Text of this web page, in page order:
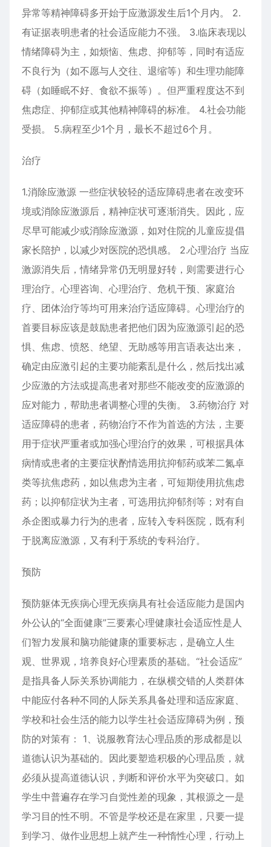
异常等精神障碍多开始于应激源发生后1个月内。 2.
有证据表明患者的社会适应能力不强。 3.临床表现以
情绪障碍为主，如烦恼、焦虑、抑郁等，同时有适应
不良行为（如不愿与人交往、退缩等）和生理功能障
碍（如睡眠不好、食欲不振等）。但严重程度达不到
焦虑症、抑郁症或其他精神障碍的标准。 4.社会功能
受损。 5.病程至少1个月，最长不超过6个月。
治疗
1.消除应激源 一些症状较轻的适应障碍患者在改变环
境或消除应激源后，精神症状可逐渐消失。因此，应
尽早可能减少或消除应激源，如对住院的儿童应提倡
家长陪护，以减少对医院的恐惧感。 2.心理治疗 当应
激源消失后，情绪异常仍无明显好转，则需要进行心
理治疗。心理咨询、心理治疗、危机干预、家庭治
疗、团体治疗等均可用来治疗适应障碍。心理治疗的
首要目标应该是鼓励患者把他们因为应激源引起的恐
惧、焦虑、愤怒、绝望、无助感等用言语表达出来，
确定由应激引起的主要功能紊乱是什么，然后找出减
少应激的方法或提高患者对那些不能改变的应激源的
应对能力，帮助患者调整心理的失衡。 3.药物治疗 对
适应障碍的患者，药物治疗不作为首选的方法，主要
用于症状严重者或加强心理治疗的效果，可根据具体
病情或患者的主要症状酌情选用抗抑郁药或苯二氮卓
类等抗焦虑药，如以焦虑为主者，可短期使用抗焦虑
药；以抑郁症状为主者，可选用抗抑郁剂等；对有自
杀企图或暴力行为的患者，应转入专科医院，既有利
于脱离应激源，又有利于系统的专科治疗。
预防
预防躯体无疾病心理无疾病具有社会适应能力是国内
外公认的“全面健康”三要素心理健康社会适应性是人
们智力发展和脑功能健康的重要标志，是确立人生
观、世界观，培养良好心理素质的基础。“社会适应”
是指具备人际关系协调能力，在纵横交错的人类群体
中能应付各种不同的人际关系具备处理和适应家庭、
学校和社会生活的能力以学生社会适应障碍为例，预
防的对策有： 1、说服教育法心理品质的形成都是以
道德认识为基础的。因此要塑造积极的心理品质，就
必须从提高道德认识，判断和评价水平为突破口。如
学生中普遍存在学习自觉性差的现象，其根源之一是
学习目的性不明。不管是学校还是在家里，只要一提
到学习、做作业思想上就产生一种惰性心理，行动上